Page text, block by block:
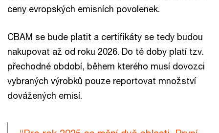
ceny evropských emisních povolenek.
CBAM se bude platit a certifikáty se tedy budou
nakupovat až od roku 2026. Do té doby platí tzv.
přechodné období, během kterého musí dovozci
vybraných výrobků pouze reportovat množství
dovážených emisí.